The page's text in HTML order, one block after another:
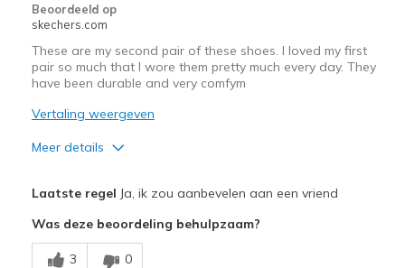
Beoordeeld op
skechers.com
These are my second pair of these shoes. I loved my first
pair so much that I wore them pretty much every day. They
have been durable and very comfym
Vertaling weergeven
Meer details
Durable
Laatste regel Ja, ik zou aanbevelen aan een vriend
Was deze beoordeling behulpzaam?
3 0